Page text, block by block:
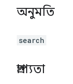
অনুমতি
search
প্রাপ্যতা